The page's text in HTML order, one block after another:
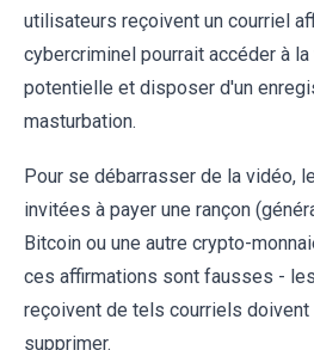
utilisateurs reçoivent un courriel
cybercriminel pourrait accéder à
potentielle et disposer d'un
masturbation.
Pour se débarrasser de la vidéo,
invitées à payer une rançon
Bitcoin ou une autre crypto-
ces affirmations sont fausses -
reçoivent de tels courriels
supprimer.